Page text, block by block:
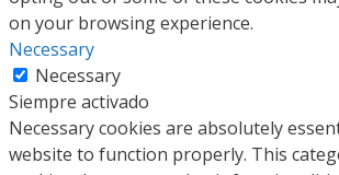
on your browsing experience.
Necessary
Necessary
Siempre activado
Necessary cookies are absolutely
website to function properly. This